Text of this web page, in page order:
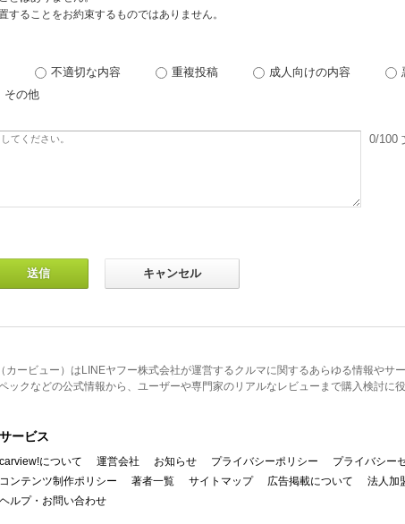
ることをお約束するものではありません。
不適切な内容 重複投稿 成人向けの内容
その他
0/100
カービュー）はLINEヤフー株式会社が運営するクルマに関するあらゆる情報やサ
ックなどの公式情報から、ユーザーや専門家のリアルなレビューまで購入検討に
サービス
carview!について 運営会社 お知らせ プライバシーポリシー プライバシー
コンテンツ制作ポリシー
著者一覧 サイトマップ 広告掲載について 法人加
ヘルプ・お問い合わせ